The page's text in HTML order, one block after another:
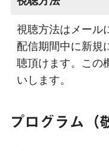
視聴方法はメール
配信期間中に新規
聴頂けます。この
いします。
プログラム（